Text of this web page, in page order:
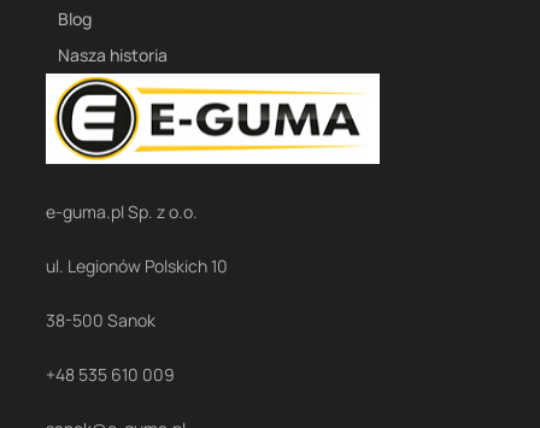
Blog
Nasza historia
e-guma.pl Sp. z o.o.
ul. Legionów Polskich 10
38-500 Sanok
+48 535 610 009